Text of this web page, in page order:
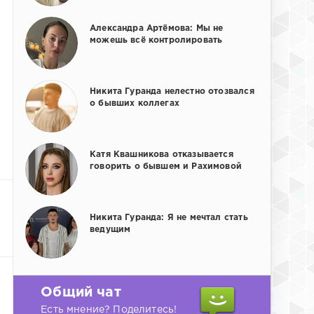
Александра Артёмова: Мы не
можешь всё контролировать
Никита Гуранда нелестно отозвался
о бывших коллегах
Катя Квашникова отказывается
говорить о бывшем и Рахимовой
Никита Гуранда: Я не мечтал стать
ведущим
Общий чат
Есть мнение? Поделитесь!